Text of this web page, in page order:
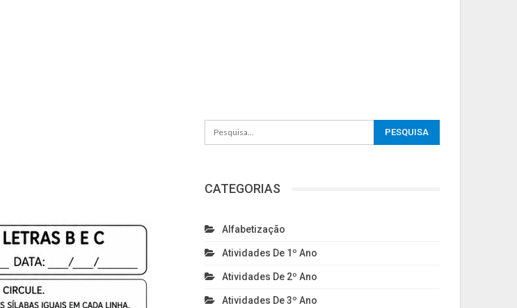
CATEGORIAS
Alfabetização
Atividades De 1º Ano
Atividades De 2º Ano
Atividades De 3º Ano